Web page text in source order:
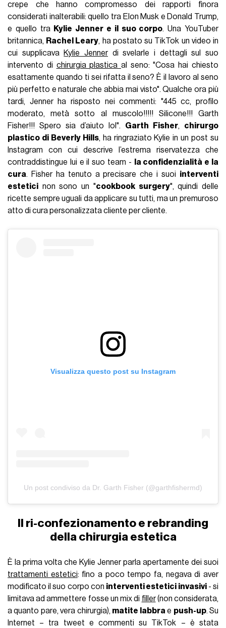
crepe che hanno compromesso dei rapporti finora
considerati inalterabili: quello tra Elon Musk e Donald Trump,
e quello tra Kylie Jenner e il suo corpo. Una YouTuber
britannica, Rachel Leary, ha postato su TikTok un video in
cui supplicava
Kylie Jennerdi svelarle i dettagli sul suo
intervento di chirurgia plastica al seno: "Cosa hai chiesto
esattamente quando ti sei rifatta il seno? È il lavoro al seno
più perfetto e naturale che abbia mai visto". Qualche ora più
tardi, Jenner ha risposto nei commenti: "445 cc, profilo
moderato, metà sotto al muscolo!!!!! Silicone!!! Garth
Fisher!!! Spero sia d’aiuto lol". Garth Fisher, chirurgo
plastico di Beverly Hills, ha ringraziato Kylie in un post su
Instagram con cui descrive l’estrema riservatezza che
contraddistingue lui e il suo team -
la confidenzialità e la
cura. Fisher ha tenuto a precisare che i suoi interventi
estetici non sono un "cookbook surgery", quindi delle
ricette sempre uguali da applicare su tutti, ma un premuroso
atto di cura personalizzata cliente per cliente.
Visualizza questo post su Instagram
Un post condiviso da Dr. Garth Fisher (@garthfishermd)
Il ri-confezionamento e rebranding
della chirurgia estetica
È la prima volta che Kylie Jenner parla apertamente dei suoi
trattamenti estetici: fino a poco tempo fa, negava di aver
modificato il suo corpo con interventi estetici invasivi- si
limitava ad ammettere fosse un mix di filler(non considerata,
a quanto pare, vera chirurgia), matite labbrae push-up. Su
Internet – tra tweet e commenti su TikTok – è stata